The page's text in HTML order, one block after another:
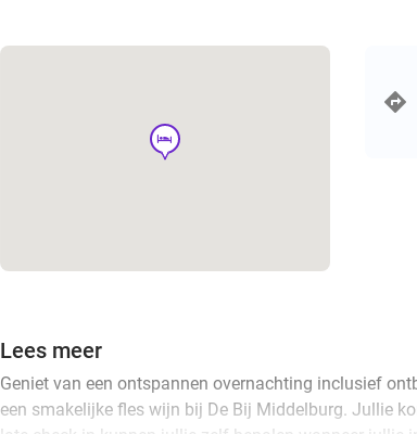
hotel
Lees meer
Geniet van een ontspannen overnachting inclusief
een smakelijke fles wijn bij De Bij Middelburg. Jullie